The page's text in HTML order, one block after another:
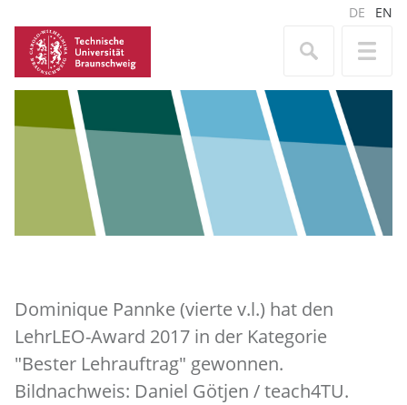
DE EN
Dominique Pannke (vierte v.l.) hat den
LehrLEO-Award 2017 in der Kategorie
"Bester Lehrauftrag" gewonnen.
Bildnachweis: Daniel Götjen / teach4TU.